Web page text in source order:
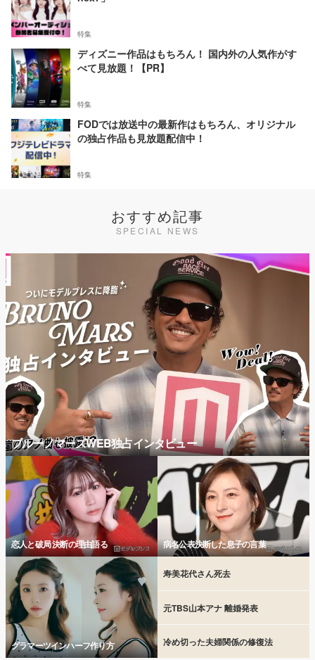
特集
ディズニー作品はもちろん！ 国内外の人気作がす
べて見放題！【PR】
特集
FODでは放送中の最新作はもちろん、オリジナル
の独占作品も見放題配信中！
特集
おすすめ記事
SPECIAL NEWS
ブルーノマーズWEB独占インタビュー
恋人と破局 決断の理由語る 病名公表決断した息子の言葉
グラマーツインハーフ作り方
寿美花代さん死去
元TBS山本アナ 離婚発表
冷め切った夫婦関係の修復法